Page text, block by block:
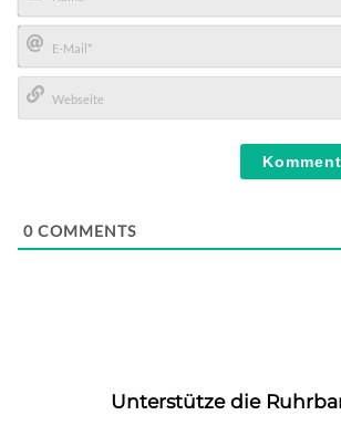
Name*
E-
Mail*
0 COMMENTS
Unterstütze die